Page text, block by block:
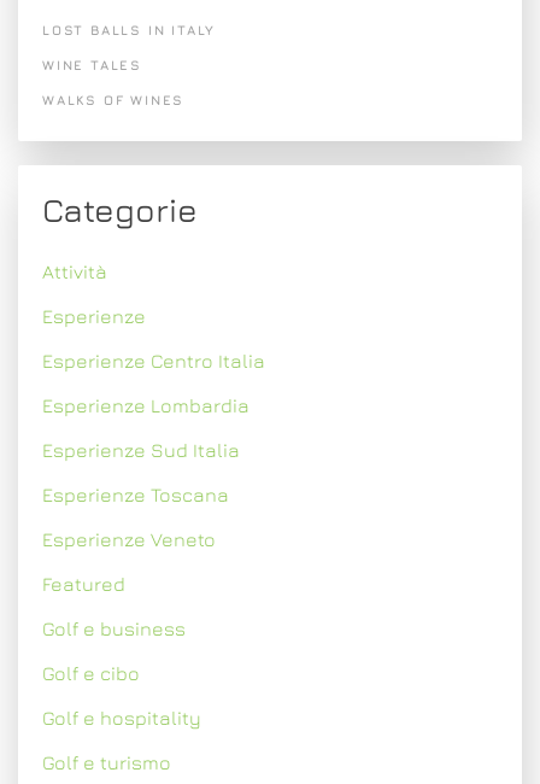
LOST BALLS IN ITALY
WINE TALES
WALKS OF WINES
Categorie
Attività
Esperienze
Esperienze Centro Italia
Esperienze Lombardia
Esperienze Sud Italia
Esperienze Toscana
Esperienze Veneto
Featured
Golf e business
Golf e cibo
Golf e hospitality
Golf e turismo